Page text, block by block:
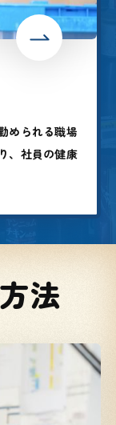
められる職場
、社員の健康
法